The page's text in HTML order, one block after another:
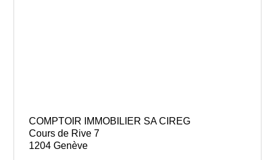
COMPTOIR IMMOBILIER SA CIREG
Cours de Rive 7
1204 Genève